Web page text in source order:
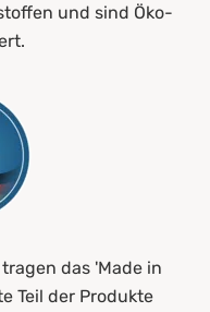
und sind Öko-
das 'Made in
Teil der Produkte